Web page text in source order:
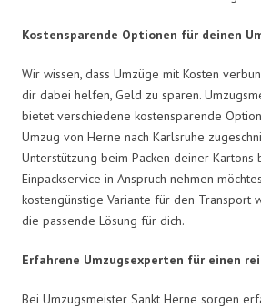
Kostensparende Optionen für deinen
Wir wissen, dass Umzüge mit Kosten
dir dabei helfen, Geld zu sparen.
bietet verschiedene kostensparende
Umzug von Herne nach Karlsruhe
Unterstützung beim Packen deiner Kartons
Einpackservice in Anspruch nehmen
kostengünstige Variante für den Transport
die passende Lösung für dich.
Erfahrene Umzugsexperten für einen
Bei Umzugsmeister Sankt Herne sorgen